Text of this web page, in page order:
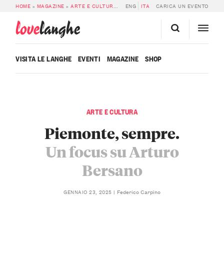
HOME » MAGAZINE »ARTE E CULTURA » PIEMONTE, SEMPRE. UN FOCUS SU
ENG ITA CARICA UN EVENTO
lovelanghe
VISITA LE LANGHE EVENTI MAGAZINE SHOP
ARTE E CULTURA
Piemonte, sempre.
Un focus su Arturo
Bersano
GENNAIO 23, 2025 Federico Carpino